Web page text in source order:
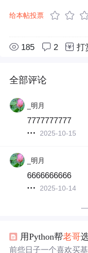
给本帖投票
185 2 打
全部评论
_明月
7777777777
2025-10-15
_明月
6666666666
2025-10-14
用Python帮老哥
前些日子一个喜欢买